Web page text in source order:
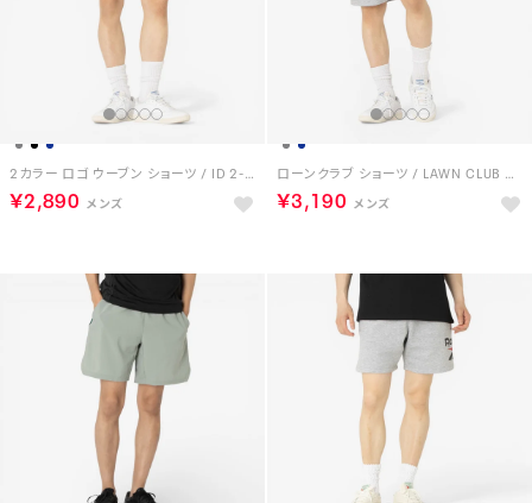
2カラー ロゴ ウーブン ショーツ / ID 2-COLOR LOGO 7 SHORT （ブラック）
￥2,890
ローンクラブ ショーツ / LAWN CLUB SHORT （グレー）
￥3,190